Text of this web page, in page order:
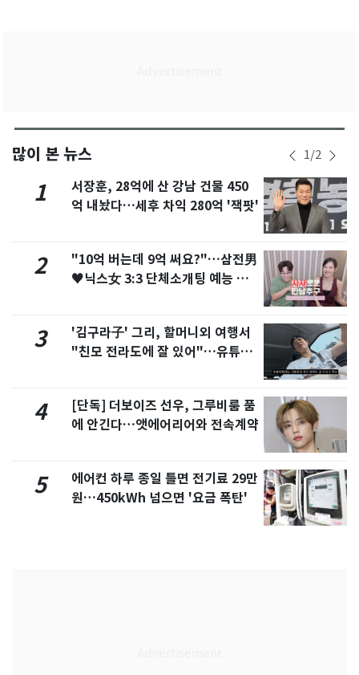
많이 본 뉴스 1/2
1
서장훈, 28억에 산 강남 건물 450
억 내놨다…세후 차익 280억 '잭팟'
2
"10억 버는데 9억 써요?"…삼전男
♥닉스女 3:3 단체소개팅 예능 화
3
'김구라子' 그리, 할머니외 여행서
"친모 전라도에 잘 있어"…유튜브
4
[단독] 더보이즈 선우, 그루비룸 품
에 안긴다…앳에어리어와 전속계약
5
에어컨 하루 종일 틀면 전기료 29만
원…450kWh 넘으면 '요금 폭탄'